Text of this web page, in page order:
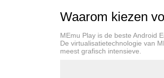
Waarom kiezen
MEmu Play is de beste Android
De virtualisatietechnologie van
meest grafisch intensieve.